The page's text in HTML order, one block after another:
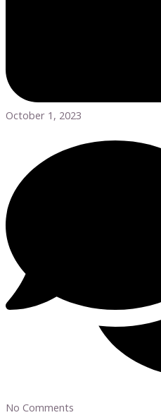
October 1, 2023
No Comments